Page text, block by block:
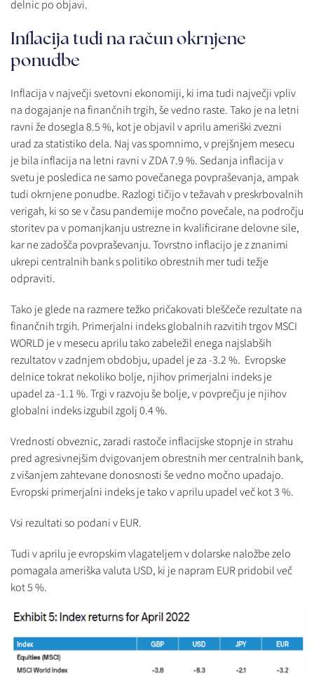
delnic po objavi.
Inflacija tudi na račun okrnjene
ponudbe
Inflacija v največji svetovni ekonomiji, ki ima tudi največji vpliv
na dogajanje na finančnih trgih, še vedno raste. Tako je na letni
ravni že dosegla 8.5 %, kot je objavil v aprilu ameriški zvezni
urad za statistiko dela. Naj vas spomnimo, v prejšnjem mesecu
je bila inflacija na letni ravni v ZDA 7.9 %. Sedanja inflacija v
svetu je posledica ne samo povečanega povpraševanja, ampak
tudi okrnjene ponudbe. Razlogi tičijo v težavah v preskrbovalnih
verigah, ki so se v času pandemije močno povečale, na področju
storitev pa v pomanjkanju ustrezne in kvalificirane delovne sile,
kar ne zadošča povpraševanju. Tovrstno inflacijo je z znanimi
ukrepi centralnih bank s politiko obrestnih mer tudi težje
odpraviti.
Tako je glede na razmere težko pričakovati bleščeče rezultate na
finančnih trgih. Primerjalni indeks globalnih razvitih trgov MSCI
WORLD je v mesecu aprilu tako zabeležil enega najslabših
rezultatov v zadnjem obdobju, upadel je za -3.2 %. Evropske
delnice tokrat nekoliko bolje, njihov primerjalni indeks je
upadel za -1.1 %. Trgi v razvoju še bolje, v povprečju je njihov
globalni indeks izgubil zgolj 0.4 %.
Vrednosti obveznic, zaradi rastoče inflacijske stopnje in strahu
pred agresivnejšim dvigovanjem obrestnih mer centralnih bank,
z višanjem zahtevane donosnosti še vedno močno upadajo.
Evropski primerjalni indeks je tako v aprilu upadel več kot 3 %.
Vsi rezultati so podani v EUR.
Tudi v aprilu je evropskim vlagateljem v dolarske naložbe zelo
pomagala ameriška valuta USD, ki je napram EUR pridobil več
kot 5 %.